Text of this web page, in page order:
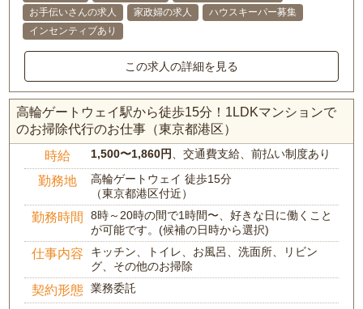
お手伝いさんの求人
家政婦の求人
ハウスキーパー募集
インセンティブあり
この求人の詳細を見る
高輪ゲートウェイ駅から徒歩15分！1LDKマンションで
のお掃除代行のお仕事（東京都港区）
時給 1,500〜1,860円 、交通費支給、前払い制度あり
勤務地
高輪ゲートウェイ 徒歩15分
（東京都港区付近）
勤務時間
8時～20時の間で1時間〜、好きな日に働くこと
が可能です。(候補の日時から選択)
仕事内容
キッチン、トイレ、お風呂、洗面所、リビン
グ、その他のお掃除
契約形態 業務委託